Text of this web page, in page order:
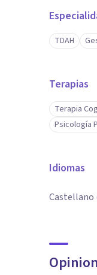
TDAH
Terapias
Terapia
Psicología
Idiomas
Castellano